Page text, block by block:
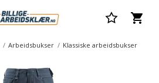
Arbeidsbukser Klassiske arbeidsbukser